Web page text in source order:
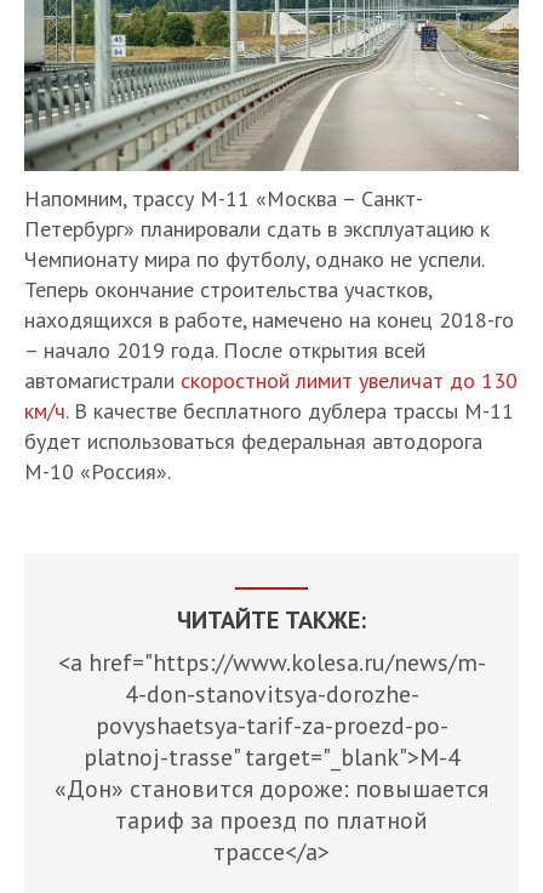
Напомним, трассу М-11 «Москва – Санкт-
Петербург» планировали сдать в эксплуатацию к
Чемпионату мира по футболу, однако не успели.
Теперь окончание строительства участков,
находящихся в работе, намечено на конец 2018-го
– начало 2019 года. После открытия всей
автомагистрали скоростной лимит увеличат до 130
км/ч. В качестве бесплатного дублера трассы М-11
будет использоваться федеральная автодорога
М-10 «Россия».
ЧИТАЙТЕ ТАКЖЕ:
<a href="https://www.kolesa.ru/news/m-
4-don-stanovitsya-dorozhe-
povyshaetsya-tarif-za-proezd-po-
platnoj-trasse" target="_blank">М-4
«Дон» становится дороже: повышается
тариф за проезд по платной
трассе</a>